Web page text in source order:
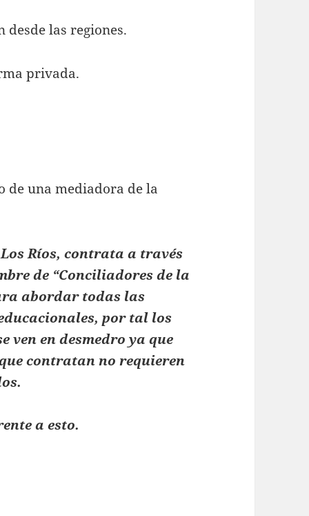
las regiones.
privada.
de una mediadora de la
Ríos, contrata a través
de “Conciliadores de la
abordar todas las
por tal los
ven en desmedro ya que
contratan no requieren
a esto.